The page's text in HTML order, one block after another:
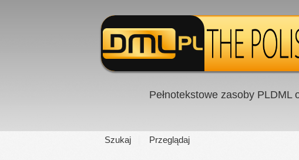
Pełnotekstowe zasoby
Szukaj Przeglądaj